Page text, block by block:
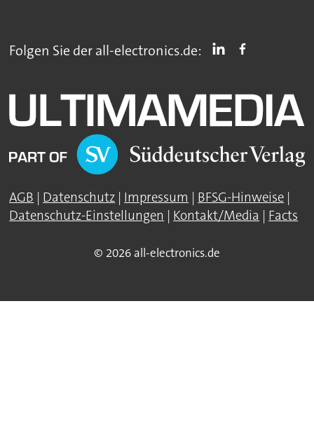
Folgen Sie der all-electronics.de:
AGB | Datenschutz | Impressum | BFSG-Hinweise |
Datenschutz-Einstellungen | Kontakt/Media | Facts
© 2026 all-electronics.de